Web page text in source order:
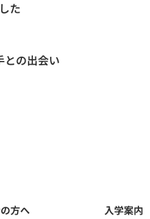
た
の出会い
方へ
入学案内